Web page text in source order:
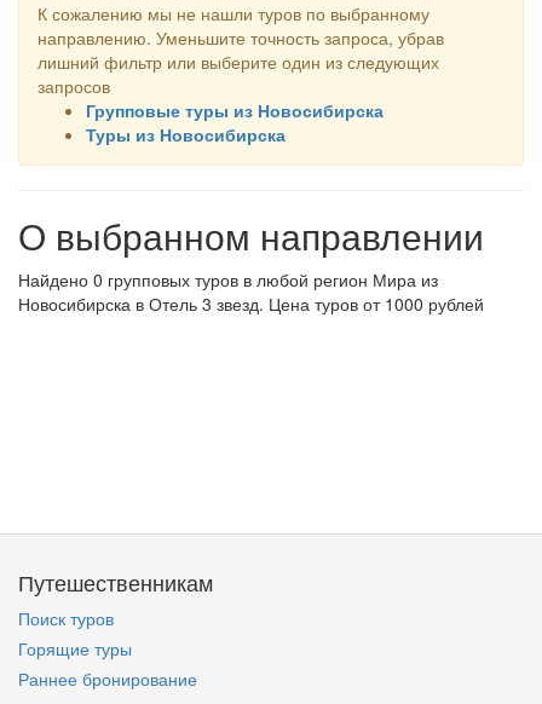
К сожалению мы не нашли туров по выбранному
направлению. Уменьшите точность запроса, убрав
лишний фильтр или выберите один из следующих
запросов
Групповые туры из Новосибирска
Туры из Новосибирска
О выбранном направлении
Найдено 0 групповых туров в любой регион Мира из
Новосибирска в Отель 3 звезд. Цена туров от 1000 рублей
Путешественникам
Поиск туров
Горящие туры
Раннее бронирование